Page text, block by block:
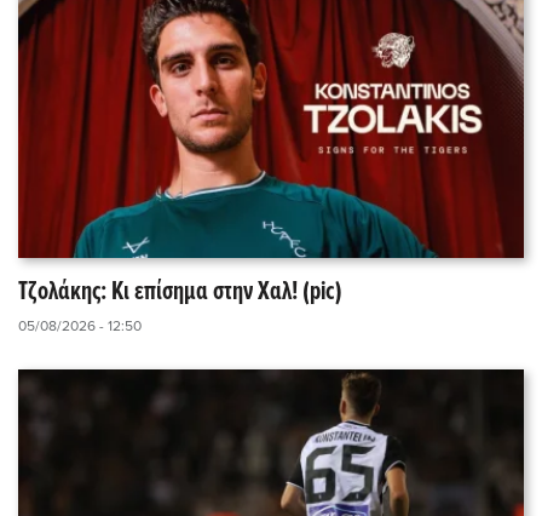
Τζολάκης: Κι επίσημα στην Χαλ! (pic)
05/08/2026 - 12:50